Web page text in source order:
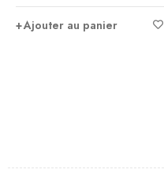
Ajouter au panier